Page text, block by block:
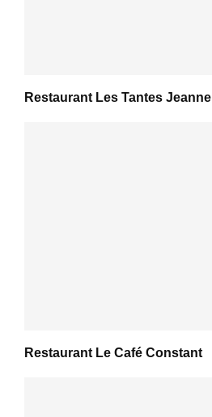
Restaurant Les Tantes Jeanne
Restaurant Le Café Constant